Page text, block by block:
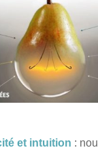
et intuition :